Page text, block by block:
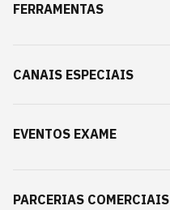
FERRAMENTAS
CANAIS ESPECIAIS
EVENTOS EXAME
PARCERIAS COMERCIAIS